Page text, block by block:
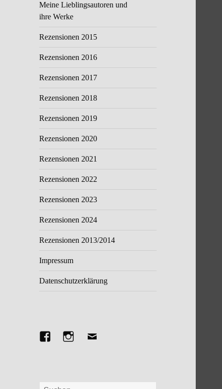
Meine Lieblingsautoren und
ihre Werke
Rezensionen 2015
Rezensionen 2016
Rezensionen 2017
Rezensionen 2018
Rezensionen 2019
Rezensionen 2020
Rezensionen 2021
Rezensionen 2022
Rezensionen 2023
Rezensionen 2024
Rezensionen 2013/2014
Impressum
Datenschutzerklärung
FacebookInstagram
E-
Suchen